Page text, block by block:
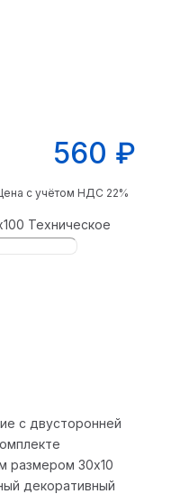
560 ₽
с учётом НДС 22%
Техническое
с двусторонней
размером 30х10
декоративный